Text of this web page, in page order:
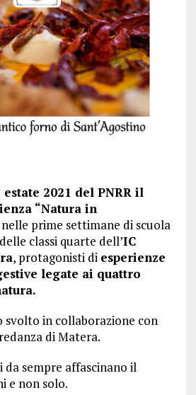
2021 del PNRR il
“Natura in
nelle prime settimane di scuola
classi quarte dell’IC
, protagonisti di esperienze
legate ai quattro
in collaborazione con
di Matera.
sempre affascinano il
e non solo.